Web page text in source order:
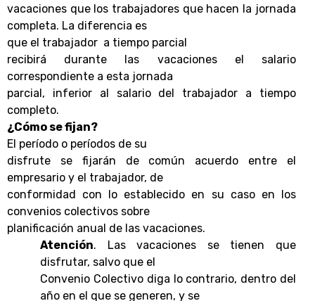
vacaciones que los trabajadores que hacen la jornada
completa. La diferencia es
que el trabajador a tiempo parcial
recibirá durante las vacaciones el salario
correspondiente a esta jornada
parcial, inferior al salario del trabajador a tiempo
completo.
¿Cómo se fijan?
El período o períodos de su
disfrute se fijarán de común acuerdo entre el
empresario y el trabajador, de
conformidad con lo establecido en su caso en los
convenios colectivos sobre
planificación anual de las vacaciones.
Atención. Las vacaciones se tienen que
disfrutar, salvo que el
Convenio Colectivo diga lo contrario, dentro del
año en el que se generen, y se